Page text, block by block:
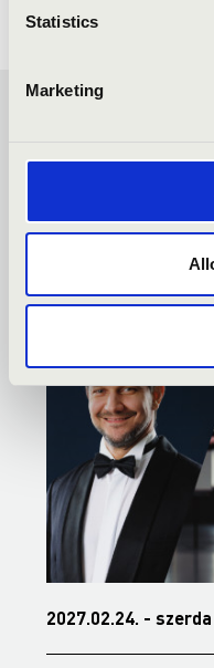
Statistics
Marketing
2027.02.24. -